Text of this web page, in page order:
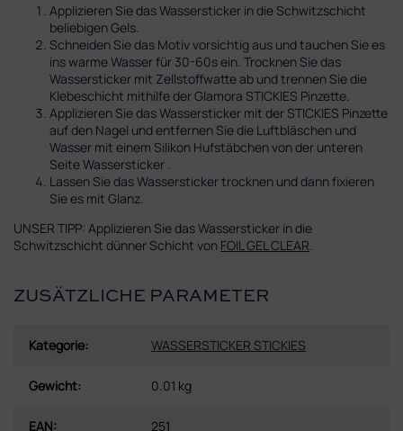
Applizieren Sie das Wassersticker in die Schwitzschicht
beliebigen Gels.
Schneiden Sie das Motiv vorsichtig aus und tauchen Sie es
ins warme Wasser für 30-60s ein. Trocknen Sie das
Wassersticker mit Zellstoffwatte ab und trennen Sie die
Klebeschicht mithilfe der Glamora STICKIES Pinzette.
Applizieren Sie das Wassersticker mit der STICKIES Pinzette
auf den Nagel und entfernen Sie die Luftbläschen und
Wasser mit einem Silikon Hufstäbchen von der unteren
Seite Wassersticker .
Lassen Sie das Wassersticker trocknen und dann fixieren
Sie es mit Glanz.
UNSER TIPP: Applizieren Sie das Wassersticker in die
Schwitzschicht dünner Schicht von FOIL GEL CLEAR
ZUSÄTZLICHE PARAMETER
Kategorie: WASSERSTICKER STICKIES
Gewicht: 0.01 kg
EAN: 251